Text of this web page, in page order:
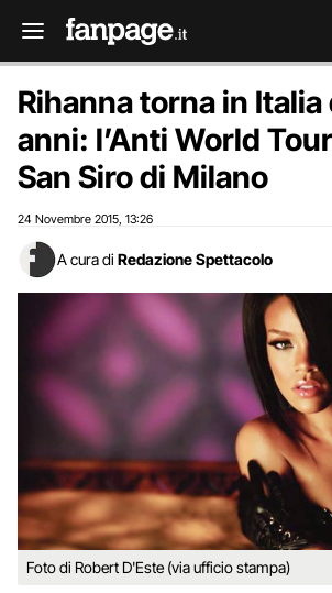
Rihanna torna in Italia
anni: l’Anti World
San Siro di Milano
24 Novembre 2015 13:26
A cura di Redazione Spettacolo
Foto di Robert D'Este (via ufficio stampa)